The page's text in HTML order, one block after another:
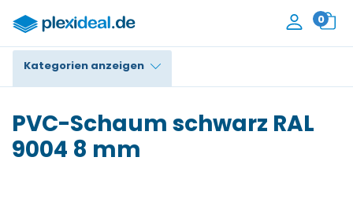
0
Kategorien anzeigen
Polycarbonat
PVC-Schaum schwarz RAL
9004 8 mm